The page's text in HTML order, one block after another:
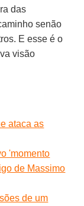
das
senão
E esse é o
visão
ataca as
'momento
de Massimo
de um